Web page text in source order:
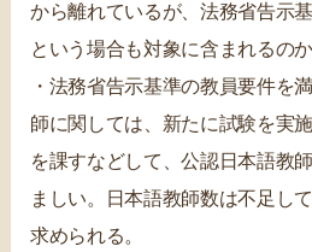
から離れているが、法務省告示
という場合も対象に含まれるのか
・法務省告示基準の教員要件を
師に関しては、新たに試験を実
を課すなどして、公認日本語教
ましい。日本語教師数は不足し
求められる。